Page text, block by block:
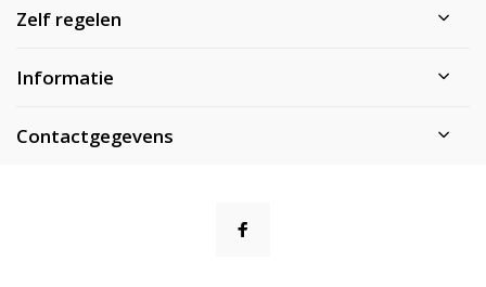
Zelf regelen
Informatie
Contactgegevens